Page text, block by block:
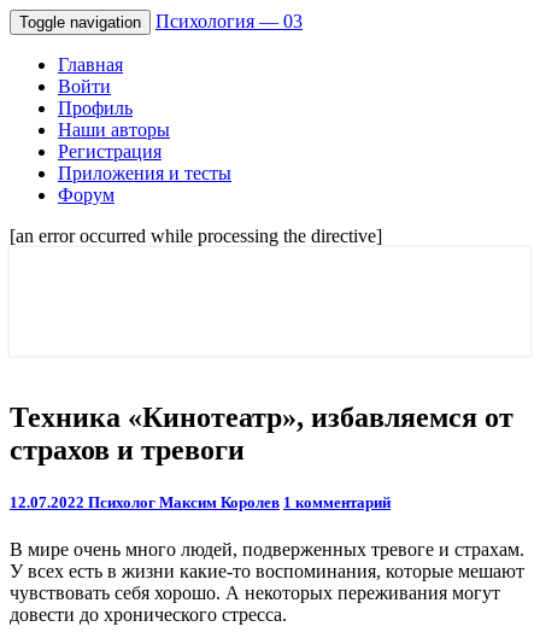
Toggle navigation Психология — 03
Главная
Войти
Профиль
Наши авторы
Регистрация
Приложения и тесты
Форум
[an error occurred while processing the directive]
Техника
«Кинотеатр»,
избавляемся
страхов
тревоги
Техника «Кинотеатр», избавляемся от
страхов и тревоги
12.07.2022 Психолог Максим Королев Comments
1 комментарий
В мире очень много людей, подверженных тревоге и страхам.
У всех есть в жизни какие-то воспоминания, которые мешают
чувствовать себя хорошо. А некоторых переживания могут
довести до хронического стресса.